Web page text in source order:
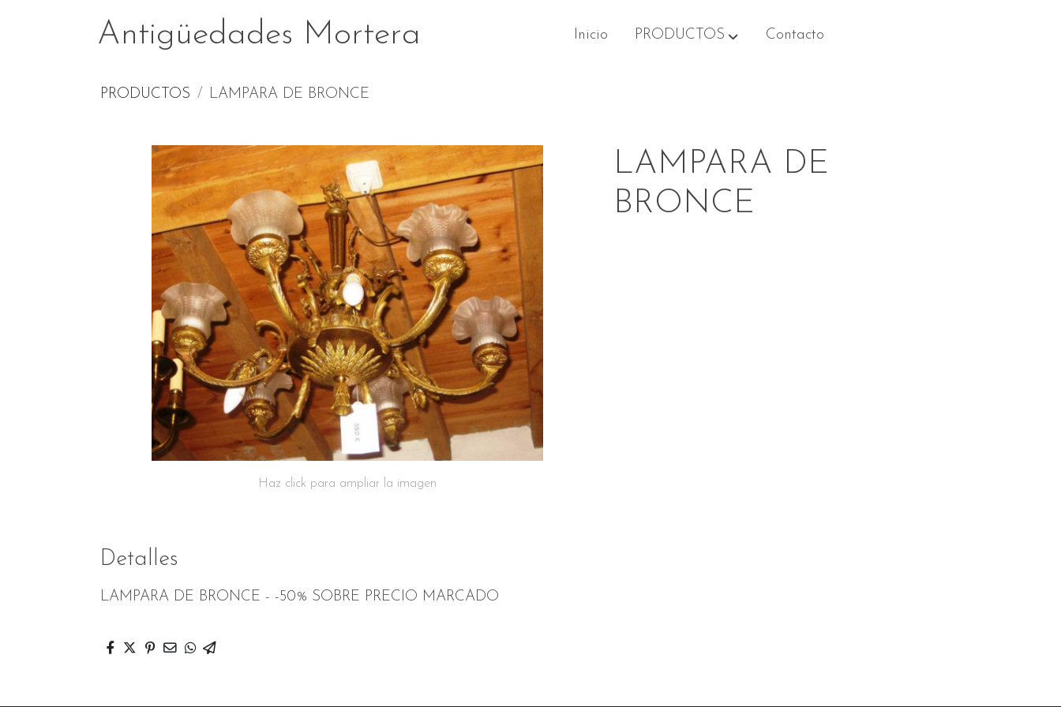
Antigüedades Mortera Inicio PRODUCTOS Contacto
PRODUCTOS LAMPARA DE BRONCE
Haz click para ampliar la imagen
Detalles
LAMPARA DE BRONCE - -50% SOBRE PRECIO MARCADO
LAMPARA DE
BRONCE